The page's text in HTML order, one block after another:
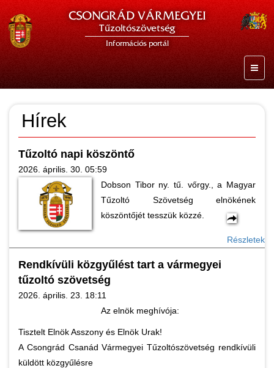
CSONGRÁD VÁRMEGYEI
Tűzoltószövetség
Információs portál
Hírek
Tűzoltó napi köszöntő
2026. április. 30. 05:59
Dobson Tibor ny. tű. vőrgy., a Magyar
Tűzoltó Szövetség elnökének
köszöntőjét tesszük közzé.
Részletek
Rendkívüli közgyűlést tart a vármegyei
tűzoltó szövetség
2026. április. 23. 18:11
Az elnök meghívója:
Tisztelt Elnök Asszony és Elnök Urak!
A Csongrád Csanád Vármegyei Tűzoltószövetség rendkívüli
küldött közgyűlésre